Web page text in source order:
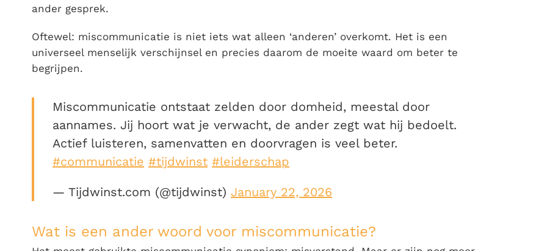
ander gesprek.
Oftewel: miscommunicatie is niet iets wat alleen ‘anderen’ overkomt. Het is een
universeel menselijk verschijnsel en precies daarom de moeite waard om beter te
begrijpen.
Miscommunicatie ontstaat zelden door domheid, meestal door
aannames. Jij hoort wat je verwacht, de ander zegt wat hij bedoelt.
Actief luisteren, samenvatten en doorvragen is veel beter.
#communicatie #tijdwinst #leiderschap
— Tijdwinst.com (@tijdwinst) January 22, 2026
Wat is een ander woord voor miscommunicatie?